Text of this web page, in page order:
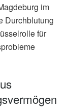
im
Durchblutung
für